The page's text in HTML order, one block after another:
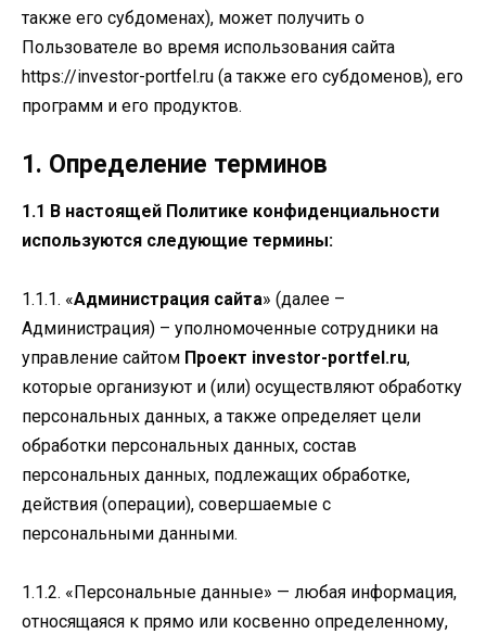
также его субдоменах), может получить о
Пользователе во время использования сайта
https://investor-portfel.ru (а также его субдоменов), его
программ и его продуктов.
1. Определение терминов
1.1 В настоящей Политике конфиденциальности
используются следующие термины:
1.1.1. «Администрация сайта» (далее –
Администрация) – уполномоченные сотрудники на
управление сайтом Проект investor-portfel.ru,
которые организуют и (или) осуществляют обработку
персональных данных, а также определяет цели
обработки персональных данных, состав
персональных данных, подлежащих обработке,
действия (операции), совершаемые с
персональными данными.
1.1.2. «Персональные данные» — любая информация,
относящаяся к прямо или косвенно определенному,